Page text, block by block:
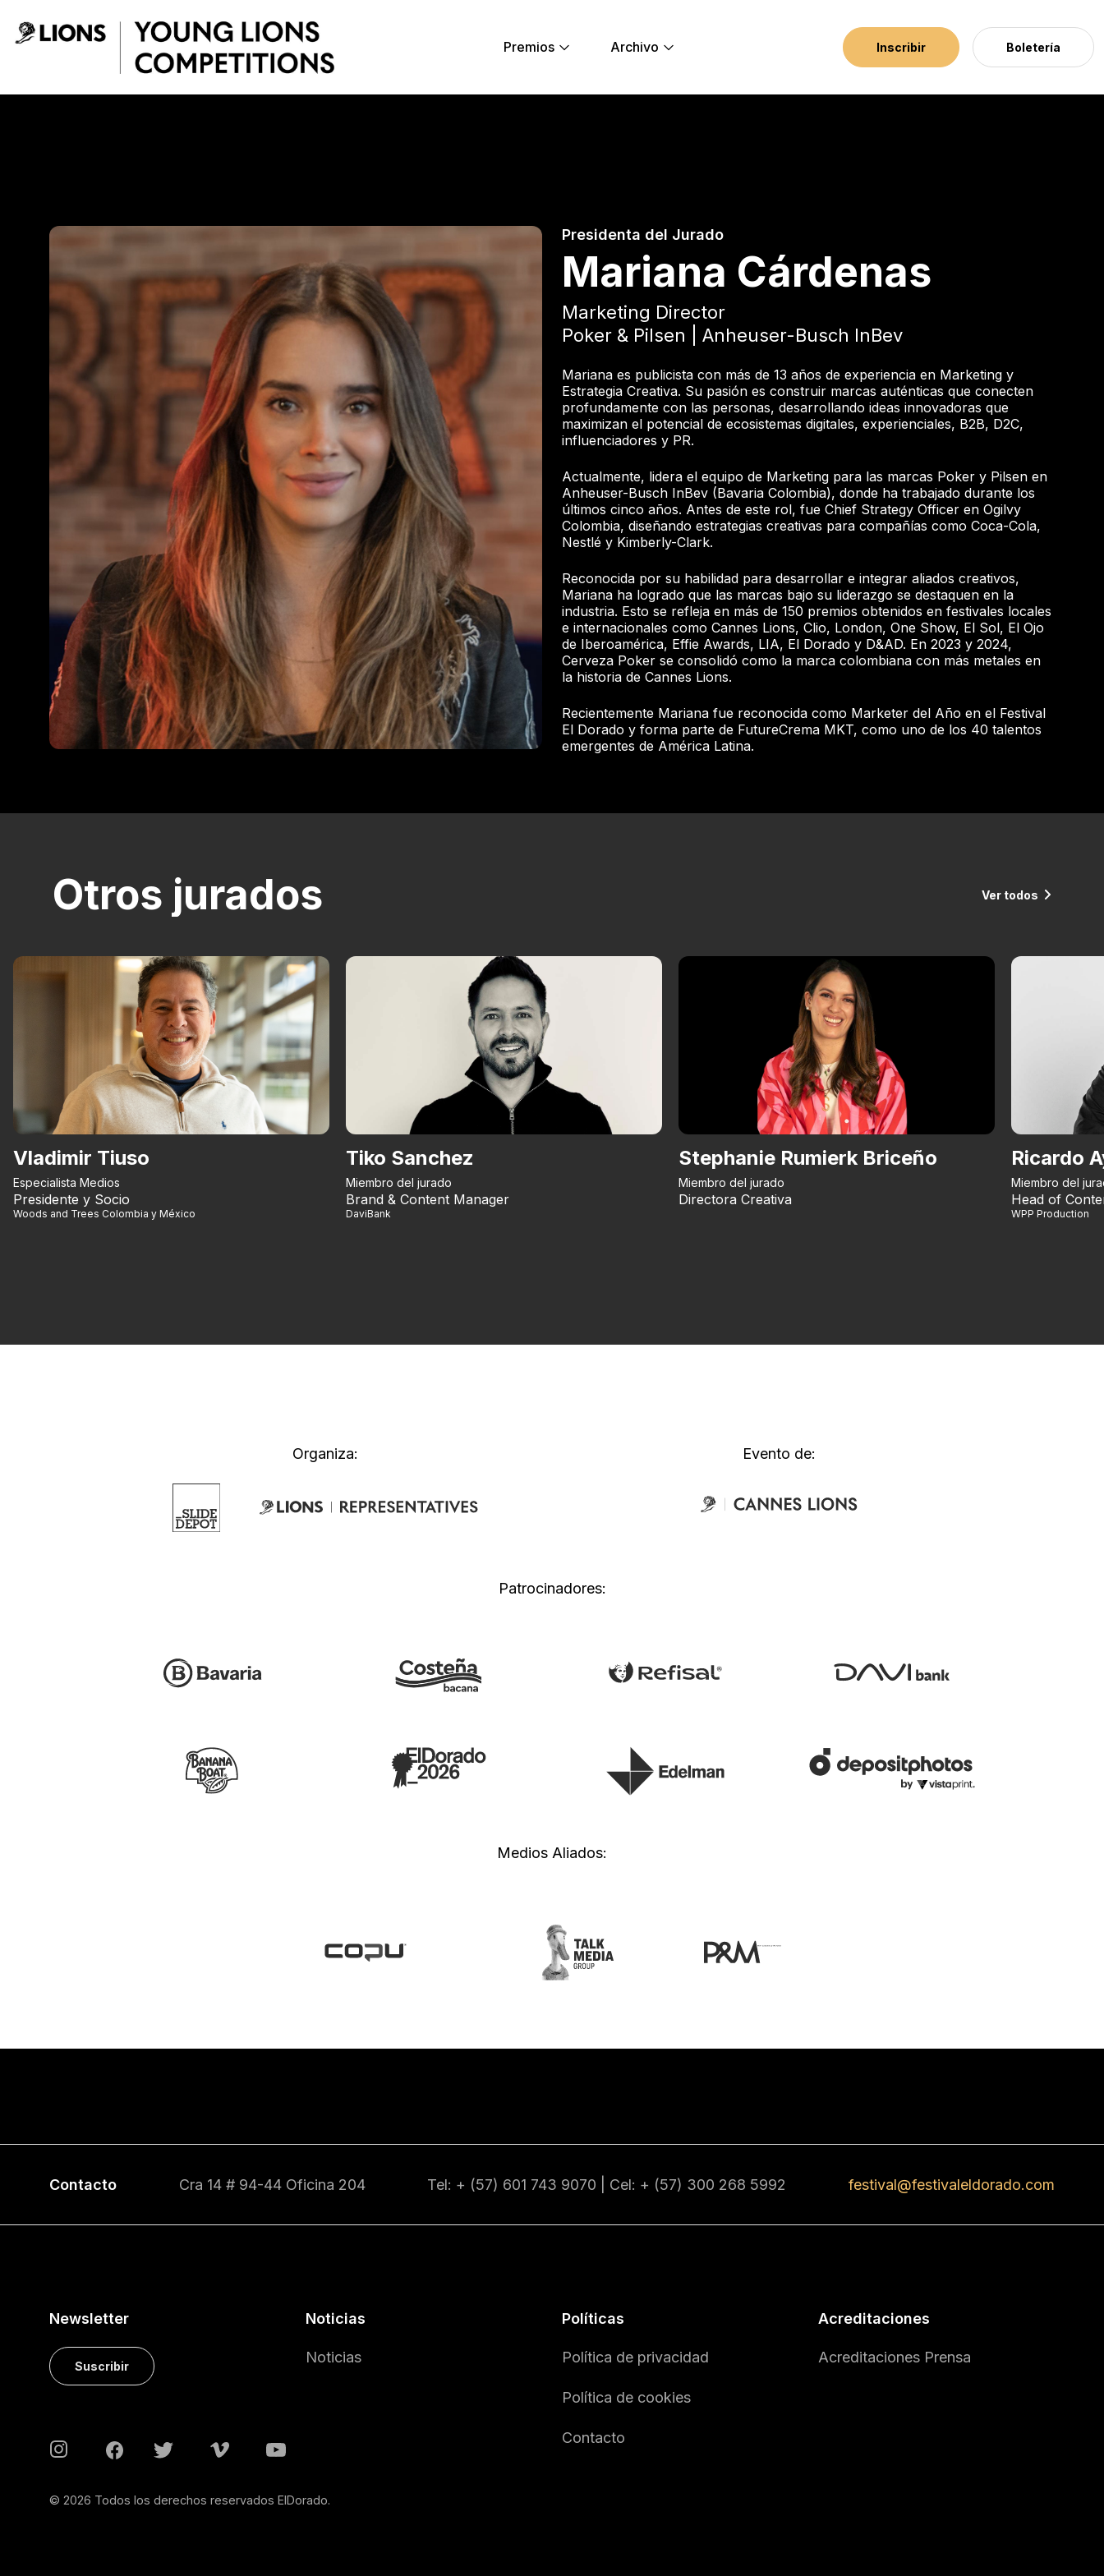
Premios
Archivo Inscribir Boletería
Presidenta del Jurado
Mariana Cárdenas
Marketing Director
Poker & Pilsen | Anheuser-Busch InBev
Mariana es publicista con más de 13 años de experiencia en Marketing y
Estrategia Creativa. Su pasión es construir marcas auténticas que conecten
profundamente con las personas, desarrollando ideas innovadoras que
maximizan el potencial de ecosistemas digitales, experienciales, B2B, D2C,
influenciadores y PR.
Actualmente, lidera el equipo de Marketing para las marcas Poker y Pilsen en
Anheuser-Busch InBev (Bavaria Colombia), donde ha trabajado durante los
últimos cinco años. Antes de este rol, fue Chief Strategy Officer en Ogilvy
Colombia, diseñando estrategias creativas para compañías como Coca-Cola,
Nestlé y Kimberly-Clark.
Reconocida por su habilidad para desarrollar e integrar aliados creativos,
Mariana ha logrado que las marcas bajo su liderazgo se destaquen en la
industria. Esto se refleja en más de 150 premios obtenidos en festivales locales
e internacionales como Cannes Lions, Clio, London, One Show, El Sol, El Ojo
de Iberoamérica, Effie Awards, LIA, El Dorado y D&AD. En 2023 y 2024,
Cerveza Poker se consolidó como la marca colombiana con más metales en
la historia de Cannes Lions.
Recientemente Mariana fue reconocida como Marketer del Año en el Festival
El Dorado y forma parte de FutureCrema MKT, como uno de los 40 talentos
emergentes de América Latina.
Otros jurados Ver todos
Vladimir Tiuso
Especialista Medios
Presidente y Socio
Woods and Trees Colombia y México
Tiko Sanchez
Miembro del jurado
Brand & Content Manager
DaviBank
Stephanie Rumierk Briceño
Miembro del jurado
Directora Creativa
Ricardo
Miembro del
Head of
WPP Production
Organiza: Evento de:
Patrocinadores:
Medios Aliados:
Contacto Cra 14 # 94-44 Oficina 204 Tel: + (57) 601 743 9070 | Cel: + (57) 300 268 5992 festival@festivaleldorado.com
Newsletter
Suscribir
Noticias
Noticias
Políticas
Política de privacidad
Política de cookies
Contacto
Acreditaciones
Acreditaciones Prensa
© 2026 Todos los derechos reservados ElDorado.